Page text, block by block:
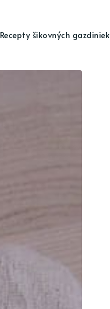
Recepty šikovných gazdiniek